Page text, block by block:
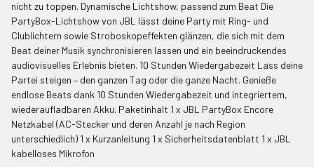
nicht zu toppen. Dynamische Lichtshow, passend zum Beat Die
PartyBox-Lichtshow von JBL lässt deine Party mit Ring- und
Clublichtern sowie Stroboskopeffekten glänzen, die sich mit dem
Beat deiner Musik synchronisieren lassen und ein beeindruckendes
audiovisuelles Erlebnis bieten. 10 Stunden Wiedergabezeit Lass deine
Partei steigen – den ganzen Tag oder die ganze Nacht. Genieße
endlose Beats dank 10 Stunden Wiedergabezeit und integriertem,
wiederaufladbaren Akku. Paketinhalt 1 x JBL PartyBox Encore
Netzkabel (AC-Stecker und deren Anzahl je nach Region
unterschiedlich) 1 x Kurzanleitung 1 x Sicherheitsdatenblatt 1 x JBL
kabelloses Mikrofon